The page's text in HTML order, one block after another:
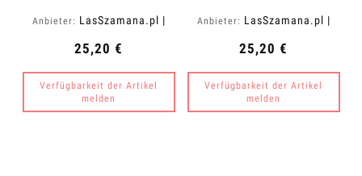
Anbieter: LasSzamana.pl |
25,20 €
Verfügbarkeit der Artikel
melden
Anbieter: LasSzamana.pl |
25,20 €
Verfügbarkeit der Artikel
melden